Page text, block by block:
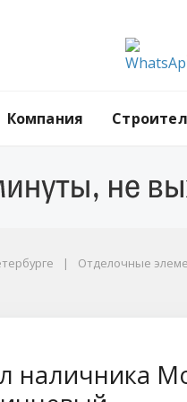
Компания
Отделочные
наличника